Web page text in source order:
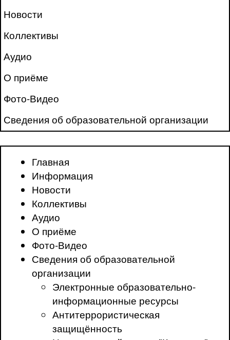
Новости
Коллективы
Аудио
О приёме
Фото-Видео
Сведения об образовательной организации
Главная
Информация
Новости
Коллективы
Аудио
О приёме
Фото-Видео
Сведения об образовательной
организации
Электронные образовательно-
информационные ресурсы
Антитеррористическая
защищённость